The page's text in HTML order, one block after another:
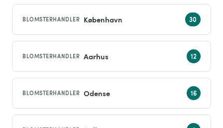
BLOMSTERHANDLER København
BLOMSTERHANDLER Aarhus
BLOMSTERHANDLER Odense